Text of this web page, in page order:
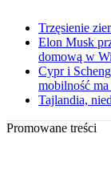
Trzęsienie
Elon Musk
domową w
Cypr i
mobilność ma
Tajlandia,
Promowane treści